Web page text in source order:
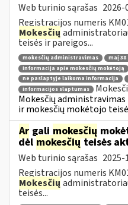
Web turinio sąrašas 2026-
Registracijos numeris
Mokesčių
teisės ir pareigos...
mokesčių administravimas maį 38
informacija apie mokesčių mokėtoją
ne paslaptyje laikoma informacija
informacijos slaptumas
Mokesčių
ir mokesčių mokėtojo
Ar gali mokesčių
dėl mokesčiųteisės
Web turinio sąrašas 2025-
Registracijos numeris
Mokesčių
teisės...